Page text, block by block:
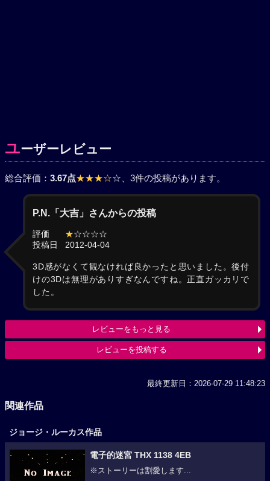
ユーザーレビュー
総合評価： 3.67点★★★☆☆ 、3件の投稿があります。
P.N.「大吉」さんからの投稿
評価 ★☆☆☆☆
投稿日
2012-04-04
3D感がなくて観なければ良かったと思いました。後付
けの3Dは無理がありすぎなんですね。正直ガッカリで
した。
レビューをもっと見る
レビューを投稿する
最終更新日：2026-07-29 11:48:23
関連作品
ジョージ・ルーカス作品
電子的迷宮 THX 1138 4EB
※ストーリーは割愛します...